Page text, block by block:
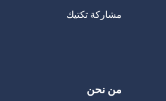
مشاركة تكتيك
من نحن